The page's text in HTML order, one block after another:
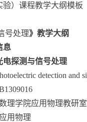
验）课程教学大纲模板
号处理》教学大纲
息
电探测与信号处理
detection and
理学院应用物理教研室
用物理